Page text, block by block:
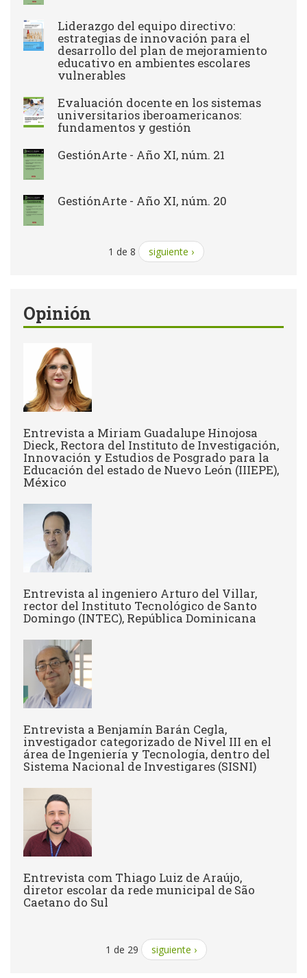
Liderazgo del equipo directivo:
estrategias de innovación para el
desarrollo del plan de mejoramiento
educativo en ambientes escolares
vulnerables
Evaluación docente en los sistemas
universitarios iberoamericanos:
fundamentos y gestión
GestiónArte - Año XI, núm. 21
GestiónArte - Año XI, núm. 20
1 de 8 siguiente ›
Opinión
Entrevista a Miriam Guadalupe Hinojosa
Dieck, Rectora del Instituto de Investigación,
Innovación y Estudios de Posgrado para la
Educación del estado de Nuevo León (IIIEPE),
México
Entrevista al ingeniero Arturo del Villar,
rector del Instituto Tecnológico de Santo
Domingo (INTEC), República Dominicana
Entrevista a Benjamín Barán Cegla,
investigador categorizado de Nivel III en el
área de Ingeniería y Tecnología, dentro del
Sistema Nacional de Investigares (SISNI)
Entrevista com Thiago Luiz de Araújo,
diretor escolar da rede municipal de São
Caetano do Sul
1 de 29 siguiente ›